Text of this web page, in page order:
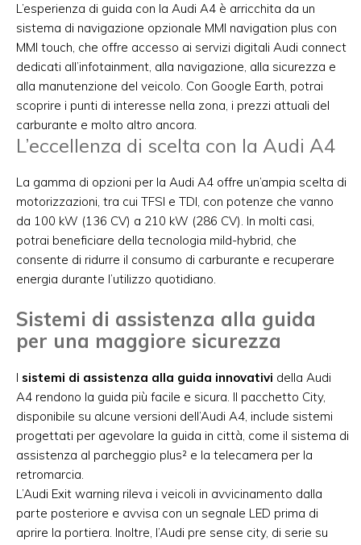
L’esperienza di guida con la Audi A4 è arricchita da un
sistema di navigazione opzionale MMI navigation plus con
MMI touch, che offre accesso ai servizi digitali Audi connect
dedicati all’infotainment, alla navigazione, alla sicurezza e
alla manutenzione del veicolo. Con Google Earth, potrai
scoprire i punti di interesse nella zona, i prezzi attuali del
carburante e molto altro ancora.
L’eccellenza di scelta con la Audi A4
La gamma di opzioni per la Audi A4 offre un’ampia scelta di
motorizzazioni, tra cui TFSI e TDI, con potenze che vanno
da 100 kW (136 CV) a 210 kW (286 CV). In molti casi,
potrai beneficiare della tecnologia mild-hybrid, che
consente di ridurre il consumo di carburante e recuperare
energia durante l’utilizzo quotidiano.
Sistemi di assistenza alla guida
per una maggiore sicurezza
I sistemi di assistenza alla guida innovativi della Audi
A4 rendono la guida più facile e sicura. Il pacchetto City,
disponibile su alcune versioni dell’Audi A4, include sistemi
progettati per agevolare la guida in città, come il sistema di
assistenza al parcheggio plus² e la telecamera per la
retromarcia.
L’Audi Exit warning rileva i veicoli in avvicinamento dalla
parte posteriore e avvisa con un segnale LED prima di
aprire la portiera. Inoltre, l’Audi pre sense city, di serie su